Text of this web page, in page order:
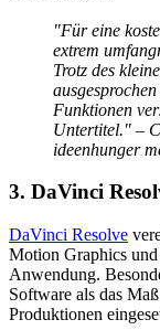
"Für eine
extrem
Trotz des
Funktionen
Untertitel." –
ideenhunger
3. DaVinci
DaVinci Resolve
Motion Graphics
Anwendung.
Software als das
Produktionen